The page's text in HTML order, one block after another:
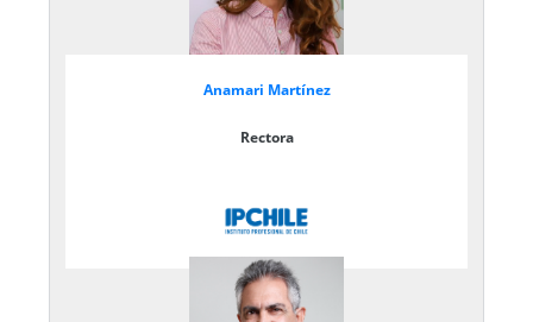
Anamari Martínez
Rectora